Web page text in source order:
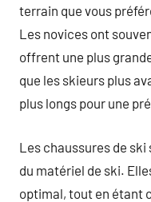
terrain que vous
Les novices ont
offrent une plus
que les skieurs plus
plus longs pour une
Les chaussures de
du matériel de ski.
optimal, tout en étant